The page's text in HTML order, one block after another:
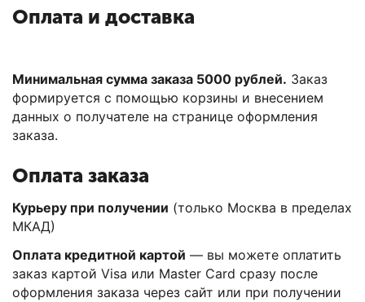
Оплата и доставка
Минимальная сумма заказа 5000 рублей. Заказ
формируется с помощью корзины и внесением
данных о получателе на странице оформления
заказа.
Оплата заказа
Курьеру при получении (только Москва в пределах
МКАД)
Оплата кредитной картой — вы можете оплатить
заказ картой Visa или Master Card сразу после
оформления заказа через сайт или при получении